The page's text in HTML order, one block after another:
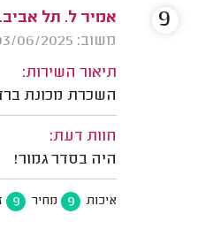
אמיר ל. תל אביב.
משוב: 03/06/2025
תיאור השירות:
השכרת מכונת
חוות דעת:
היה בסדר גמור!
איכות 9 מחיר 9
9